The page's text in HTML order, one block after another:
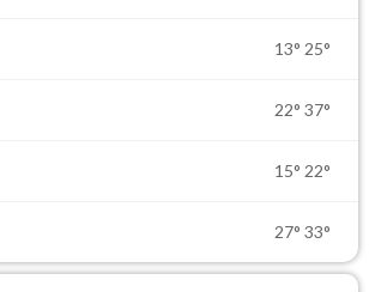
13° 25°
22° 37°
15° 22°
27° 33°